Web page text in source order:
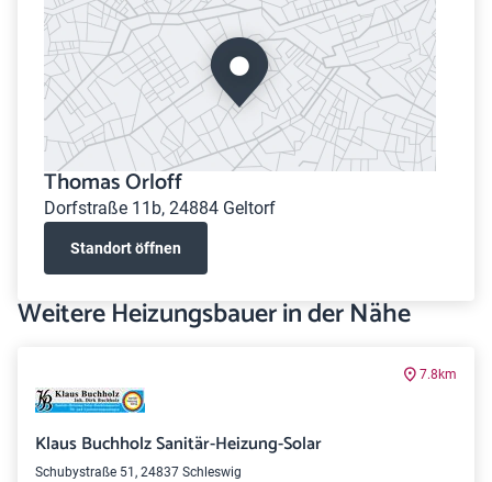
Thomas Orloff
Dorfstraße 11b, 24884 Geltorf
Standort öffnen
Weitere Heizungsbauer in der Nähe
7.8km
Klaus Buchholz Sanitär-Heizung-Solar
Schubystraße 51, 24837 Schleswig